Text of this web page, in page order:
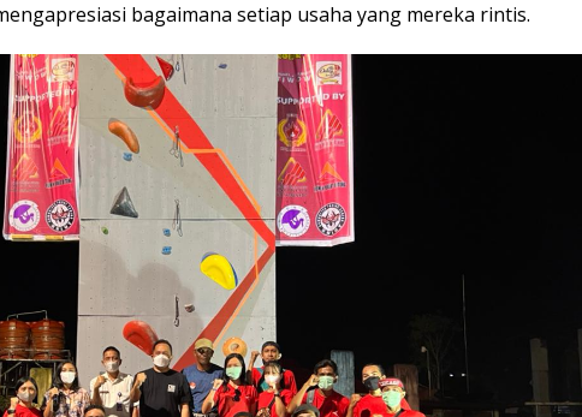
bagaimana setiap usaha yang mereka rintis.